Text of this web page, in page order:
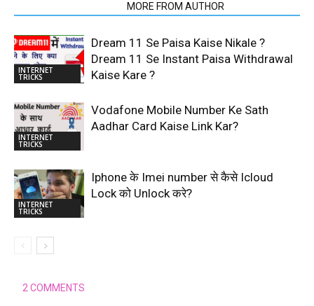
MORE FROM AUTHOR
INTERNET
TRICKS
Dream 11 Se Paisa Kaise Nikale ?
Dream 11 Se Instant Paisa Withdrawal
Kaise Kare ?
INTERNET
TRICKS
Vodafone Mobile Number Ke Sath
Aadhar Card Kaise Link Kar?
INTERNET
TRICKS
Iphone के Imei number से कैसे Icloud
Lock को Unlock करे?
2 COMMENTS